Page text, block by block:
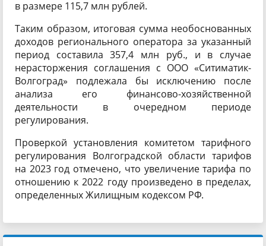
в размере 115,7 млн рублей.
Таким образом, итоговая сумма необоснованных
доходов регионального оператора за указанный
период составила 357,4 млн руб., и в случае
нерасторжения соглашения с ООО «Ситиматик-
Волгоград» подлежала бы исключению после
анализа его финансово-хозяйственной
деятельности в очередном периоде
регулирования.
Проверкой установления комитетом тарифного
регулирования Волгоградской области тарифов
на 2023 год отмечено, что увеличение тарифа по
отношению к 2022 году произведено в пределах,
определенных Жилищным кодексом РФ.